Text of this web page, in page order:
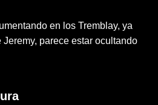
en los Tremblay, ya
parece estar ocultando